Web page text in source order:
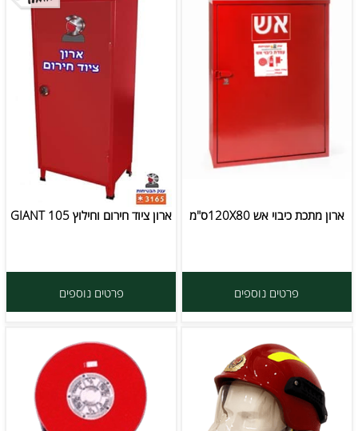
ארון מתכת כיבוי אש 120X80ס"מ
פרטים נוספים
ארון ציוד חירום וחילוץ GIANT 105
פרטים נוספים